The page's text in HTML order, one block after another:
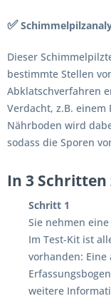
✅
Dieser
bestimmte Stellen
Abklatschverfahren
Verdacht, z.B. einem
Nährboden wird
sodass die Sporen
In 3 Schritten
Schritt 1
Sie nehmen
Im Test-Kit ist
vorhanden:
weitere